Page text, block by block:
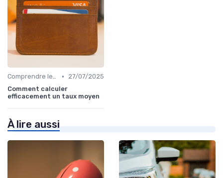
Comprendre les Marchés Financiers •
27/07/2025
Comment calculer
efficacement un taux moyen
À lire aussi